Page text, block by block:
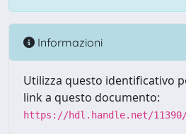
Informazioni
Utilizza questo identificativo
link a questo documento:
https://hdl.handle.net/11390/